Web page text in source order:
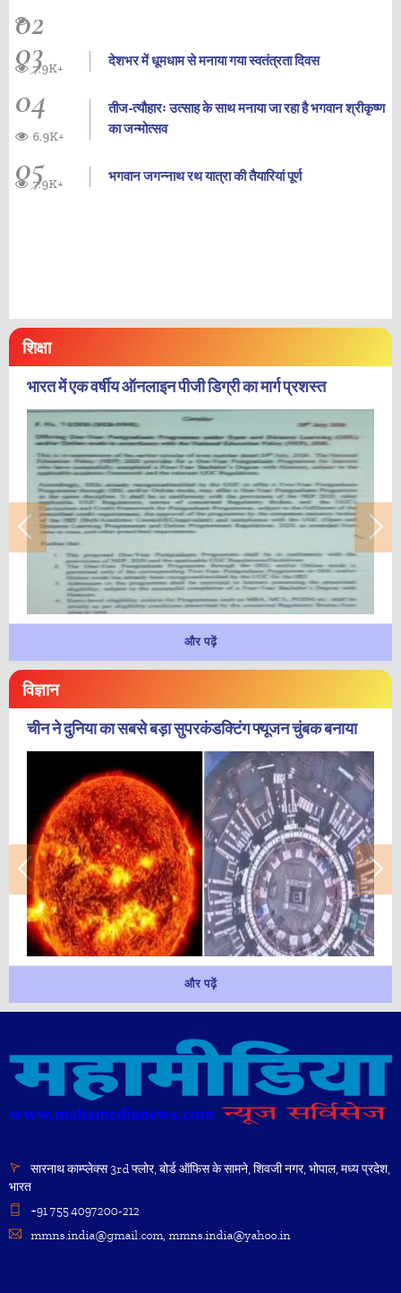
02
03 देशभर में धूमधाम से मनाया गया स्वतंत्रता दिवस
7.9K+
04
तीज-त्यौहारः उत्साह के साथ मनाया जा रहा है भगवान श्रीकृष्ण
का जन्‍मोत्‍सव
6.9K+
05 भगवान जगन्नाथ रथ यात्रा की तैयारियां पूर्ण
7.9K+
शिक्षा
भारत में एक वर्षीय ऑनलाइन पीजी डिग्री का मार्ग प्रशस्त
और पढ़ें
विज्ञान
चीन ने दुनिया का सबसे बड़ा सुपरकंडक्टिंग फ्यूजन चुंबक बनाया
और पढ़ें
सारनाथ काम्प्लेक्स 3rd फ्लोर, बोर्ड ऑफिस के सामने, शिवजी नगर, भोपाल, मध्य प्रदेश,
भारत
+91 755 4097200-212
mmns.india@gmail.com, mmns.india@yahoo.in